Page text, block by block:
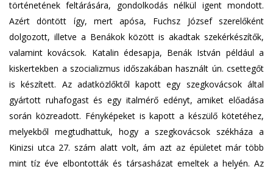
történetének feltárására, gondolkodás nélkül igent mondott.
Azért döntött így, mert apósa, Fuchsz József szerelőként
dolgozott, illetve a Benákok között is akadtak szekérkészítők,
valamint kovácsok. Katalin édesapja, Benák István például a
kiskertekben a szocializmus időszakában használt ún. csettegőt
is készített. Az adatközlőktől kapott egy szegkovácsok által
gyártott ruhafogast és egy italmérő edényt, amiket előadása
során közreadott. Fényképeket is kapott a készülő kötetéhez,
melyekből megtudhattuk, hogy a szegkovácsok székháza a
Kinizsi utca 27. szám alatt volt, ám azt az épületet már több
mint tíz éve elbontották és társasházat emeltek a helyén. Az